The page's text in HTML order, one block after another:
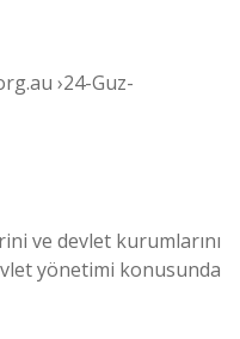
›24-Guz-
ve devlet kurumlarını
yönetimi konusunda